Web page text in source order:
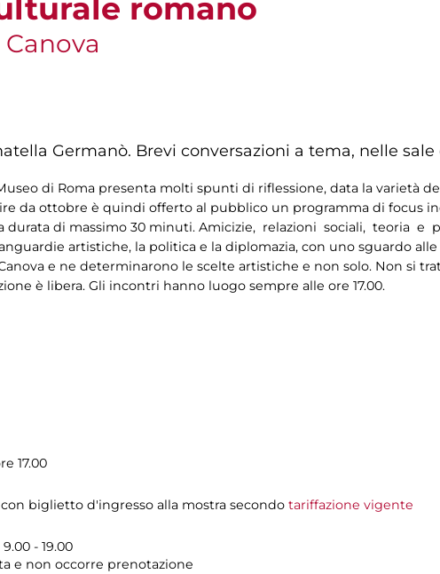
romano
Germanò. Brevi conversazioni a tema, nelle sale
di Roma presenta molti spunti di riflessione, data la varietà
da ottobre è quindi offerto al pubblico un programma di focus
durata di massimo 30 minuti. Amicizie, relazioni sociali, teoria
artistiche, la politica e la diplomazia, con uno sguardo
e ne determinarono le scelte artistiche e non solo. Non si
è libera. Gli incontri hanno luogo sempre alle ore 17.00.
17.00
biglietto d'ingresso alla mostra secondo tariffazione vigente
- 19.00
e non occorre prenotazione